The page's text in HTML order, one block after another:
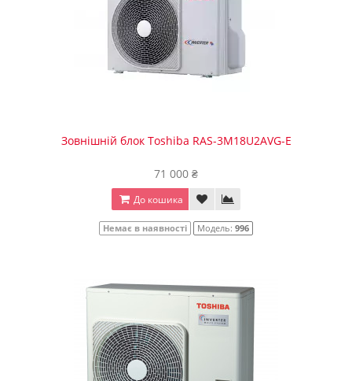
Зовнішній блок Toshiba RAS-3M18U2AVG-E
71 000 ₴
До кошика
Немає в наявності Модель: 996